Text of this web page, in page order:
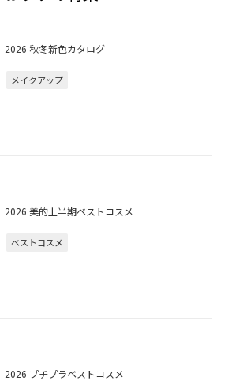
2026 秋冬新色カタログ
メイクアップ
2026 美的上半期ベストコスメ
ベストコスメ
2026 プチプラベストコスメ